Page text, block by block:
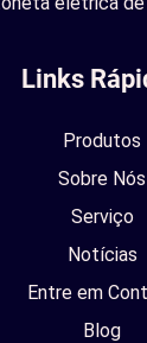
Links
Produtos
Sobre Nós
Serviço
Notícias
Entre em
Blog